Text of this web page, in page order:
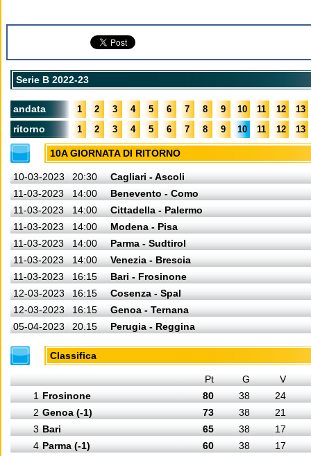
Serie B 2022-23
andata 1 2 3 4 5 6 7 8 9 10 11 12 13
ritorno 1 2 3 4 5 6 7 8 9 10 11 12 13
10A GIORNATA DI RITORNO
10-03-2023 20:30
Cagliari - Ascoli
11-03-2023
14:00
Benevento - Como
11-03-2023
14:00
Cittadella - Palermo
11-03-2023
14:00
Modena - Pisa
11-03-2023
14:00
Parma - Sudtirol
11-03-2023
14:00
Venezia - Brescia
11-03-2023
16:15
Bari - Frosinone
12-03-2023
16:15
Cosenza - Spal
12-03-2023
16:15
Genoa - Ternana
05-04-2023
20.15 Perugia - Reggina
Classifica
Pt G
V
1 Frosinone 80 38
24
2 Genoa (-1) 73 38
21
3 Bari 65 38
17
4 Parma (-1) 60 38
17